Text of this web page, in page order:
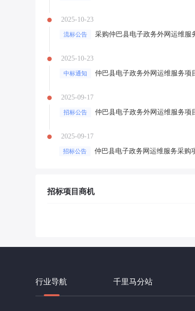
2025-10-23
流标公告 采购仲巴县电子政务外网运维服
2025-10-23
中标通知 仲巴县电子政务外网运维服务项
2025-09-17
招标公告 仲巴县电子政务外网运维服务项
2025-09-17
招标公告 仲巴县电子政务网运维服务采购
招标项目商机
行业导航 千里马分站